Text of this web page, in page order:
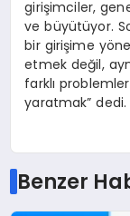
girişimciler,
ve büyütüyor.
bir girişime
etmek değil,
farklı
yaratmak” dedi.
Benzer